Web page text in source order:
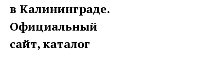
в Калининграде.
Официальный
сайт, каталог